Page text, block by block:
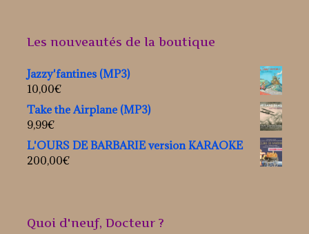
Les nouveautés de la boutique
Jazzy'fantines (MP3)
10,00€
Take the Airplane (MP3)
9,99€
L'OURS DE BARBARIE version KARAOKE
200,00€
Quoi d'neuf, Docteur ?